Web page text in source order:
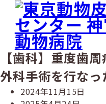
ン
【歯科】重度歯
外科手術を行な
投
2024年11月15日